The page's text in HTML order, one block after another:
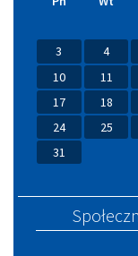
3
4
10
11
17
18
24
25
31